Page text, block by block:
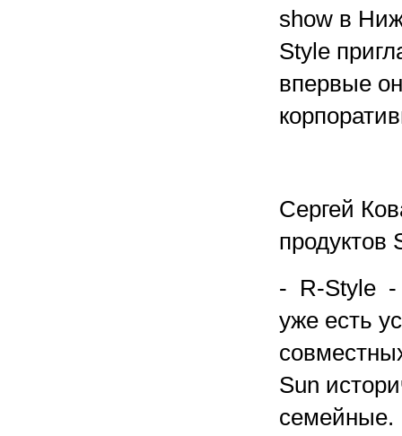
show в
Style
впервые
Сергей
продуктов
- R-Style -
уже есть
Sun
семейные.